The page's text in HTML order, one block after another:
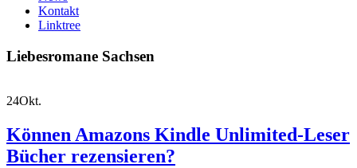
Kontakt
Linktree
Liebesromane Sachsen
24Okt.
Können Amazons Kindle Unlimited-Leser
Bücher rezensieren?